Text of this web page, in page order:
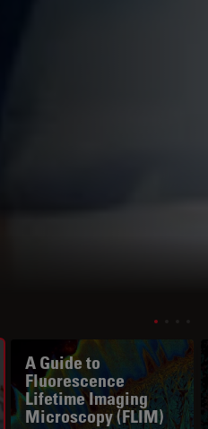
A Guide to
Fluorescence
Lifetime Imaging
Microscopy (FLIM)